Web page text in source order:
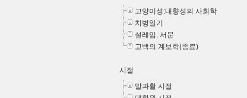
고양이성:내향성의 사회학
치병일기
설레임, 서문
고백의 계보학(종료)
시절
말과활 시절